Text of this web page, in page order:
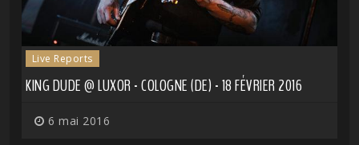
Live Reports
KING DUDE @ LUXOR - COLOGNE (DE) - 18 FÉVRIER 2016
6 mai 2016